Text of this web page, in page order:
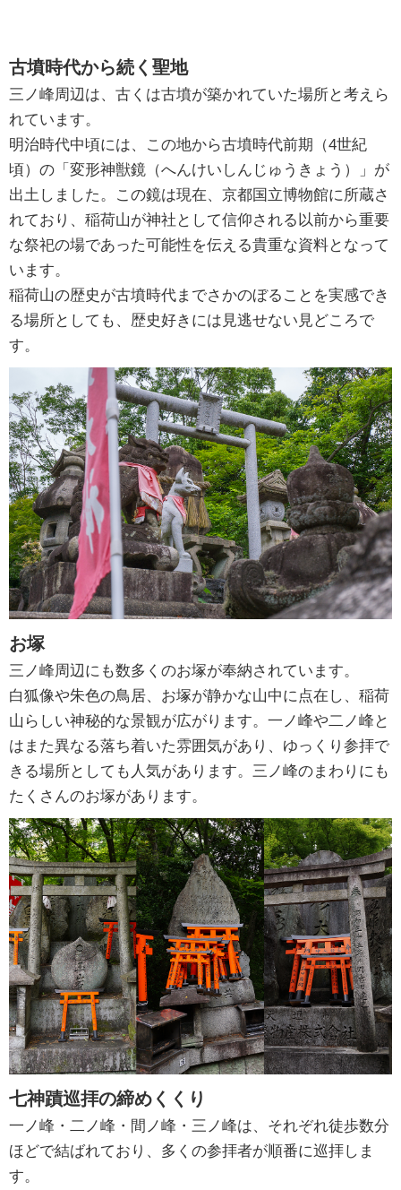
古墳時代から続く聖地
三ノ峰周辺は、古くは古墳が築かれていた場所と考えら
れています。
明治時代中頃には、この地から古墳時代前期（4世紀
頃）の「変形神獣鏡（へんけいしんじゅうきょう）」が
出土しました。この鏡は現在、京都国立博物館に所蔵さ
れており、稲荷山が神社として信仰される以前から重要
な祭祀の場であった可能性を伝える貴重な資料となって
います。
稲荷山の歴史が古墳時代までさかのぼることを実感でき
る場所としても、歴史好きには見逃せない見どころで
す。
お塚
三ノ峰周辺にも数多くのお塚が奉納されています。
白狐像や朱色の鳥居、お塚が静かな山中に点在し、稲荷
山らしい神秘的な景観が広がります。一ノ峰や二ノ峰と
はまた異なる落ち着いた雰囲気があり、ゆっくり参拝で
きる場所としても人気があります。三ノ峰のまわりにも
たくさんのお塚があります。
七神蹟巡拝の締めくくり
一ノ峰・二ノ峰・間ノ峰・三ノ峰は、それぞれ徒歩数分
ほどで結ばれており、多くの参拝者が順番に巡拝しま
す。